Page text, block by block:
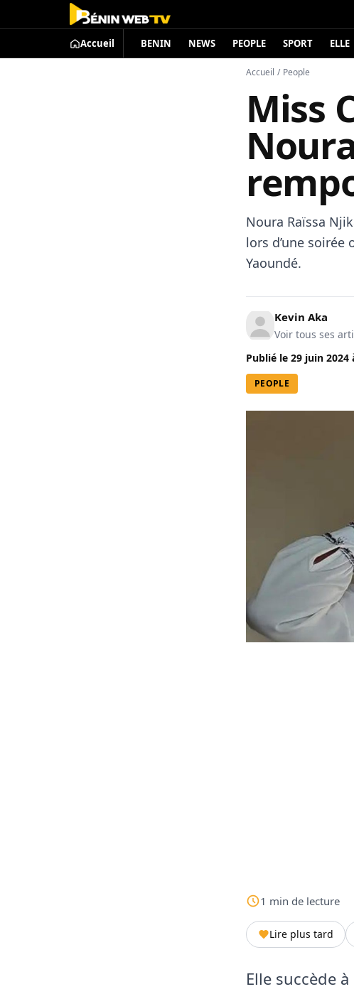
Accueil BENIN NEWS PEOPLE SPORT ELLE
Accueil / People
Miss
Noura Raïssa
lors d’une soirée
Yaoundé.
Kevin Aka
Voir tous ses
Publié le 29 juin 2024
PEOPLE
1 min de lecture
Lire plus tard
Elle succède